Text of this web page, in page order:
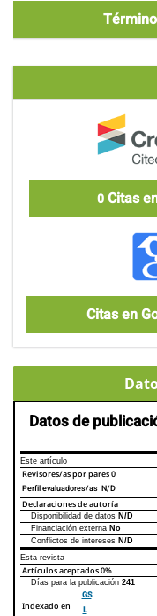
0Citas
Citas en
Datos de
Este artículo
Revisores/as por pares0
Perfil evaluadores/as N/D
Declaraciones de autoría
Declaraciones de autoríaEste artículo
Disponibilidad de datos N/D
Financiación externa No
Conflictos de intereses N/D
Esta revista
Artículos aceptados0%
Días para la publicación 241
Indexado en
GS
L